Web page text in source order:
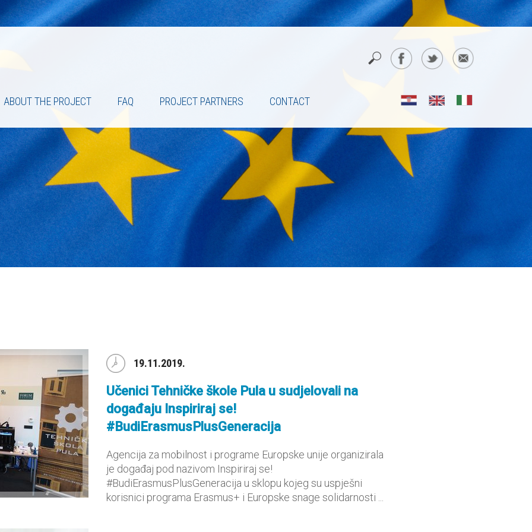
ABOUT THE PROJECT FAQ PROJECT PARTNERS CONTACT
19.11.2019.
Učenici Tehničke škole Pula u sudjelovali na
događaju Inspiriraj se!
#BudiErasmusPlusGeneracija
Agencija za mobilnost i programe Europske unije organizirala
je događaj pod nazivom Inspiriraj se!
#BudiErasmusPlusGeneracija u sklopu kojeg su uspješni
korisnici programa Erasmus+ i Europske snage solidarnosti ...